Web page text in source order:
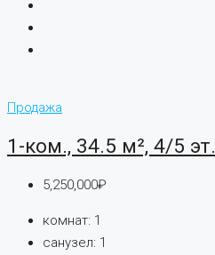
Продажа
1-ком., 34.5 м², 4/5 эт.
5,250,000₽
комнат: 1
санузел: 1